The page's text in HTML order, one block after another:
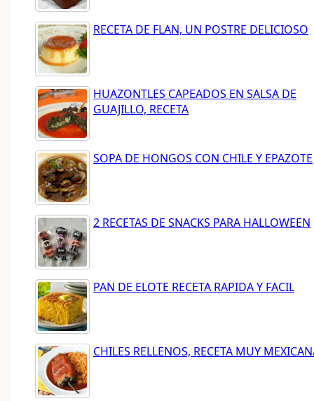
RECETA DE FLAN, UN POSTRE DELICIOSO
HUAZONTLES CAPEADOS EN SALSA DE
GUAJILLO, RECETA
SOPA DE HONGOS CON CHILE Y EPAZOTE
2 RECETAS DE SNACKS PARA HALLOWEEN
PAN DE ELOTE RECETA RAPIDA Y FACIL
CHILES RELLENOS, RECETA MUY